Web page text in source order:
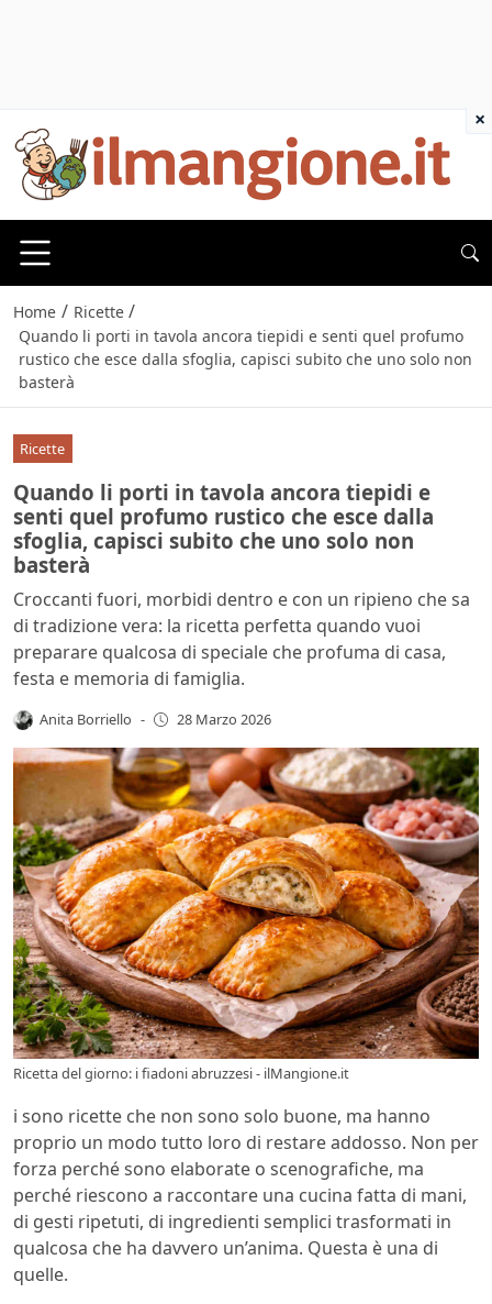
Home / Ricette /
Quando li porti in tavola ancora tiepidi e senti quel profumo
rustico che esce dalla sfoglia, capisci subito che uno solo non
basterà
Ricette
Quando li porti in tavola ancora tiepidi e
senti quel profumo rustico che esce dalla
sfoglia, capisci subito che uno solo non
basterà
Croccanti fuori, morbidi dentro e con un ripieno che sa
di tradizione vera: la ricetta perfetta quando vuoi
preparare qualcosa di speciale che profuma di casa,
festa e memoria di famiglia.
Anita Borriello - 28 Marzo 2026
Ricetta del giorno: i fiadoni abruzzesi - ilMangione.it
i sono ricette che non sono solo buone, ma hanno
proprio un modo tutto loro di restare addosso. Non per
forza perché sono elaborate o scenografiche, ma
perché riescono a raccontare una cucina fatta di mani,
di gesti ripetuti, di ingredienti semplici trasformati in
qualcosa che ha davvero un’anima. Questa è una di
quelle.
×